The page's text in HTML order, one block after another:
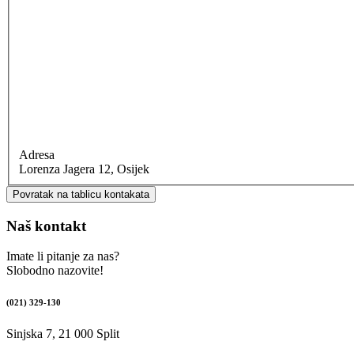
Adresa
Lorenza Jagera 12, Osijek
Povratak na tablicu kontakata
Naš kontakt
Imate li pitanje za nas?
Slobodno nazovite!
(021) 329-130
Sinjska 7, 21 000 Split